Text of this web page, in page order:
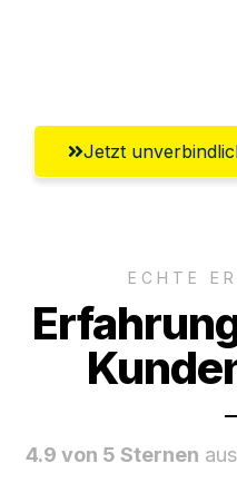
Jetzt
ECHTE
4.9 von 5 Sternen